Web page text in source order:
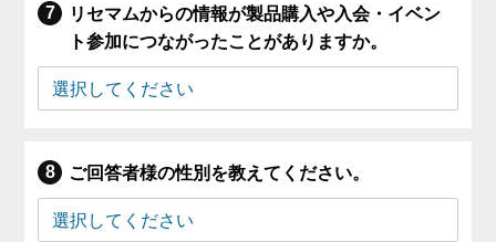
リセマムからの情報が製品購入や入会・イベン
ト参加につながったことがありますか。
ご回答者様の性別を教えてください。